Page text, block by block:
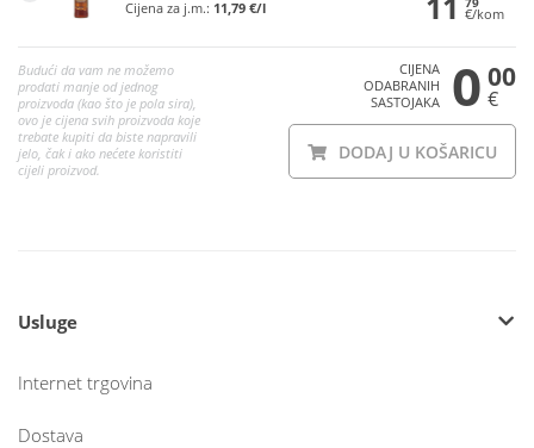
Cijena za j.m.: 11,79 €/l €/kom
Budući da vam ne možemo
prodati manje od jednog
proizvoda (kao što je pola sira),
ovo je cijena svih proizvoda koje
trebate kupiti da biste napravili
jelo, čak i ako nećete koristiti
cijeli proizvod.
CIJENA
ODABRANIH
SASTOJAKA
0 00
€
DODAJ U KOŠARICU
Usluge
Internet trgovina
Dostava